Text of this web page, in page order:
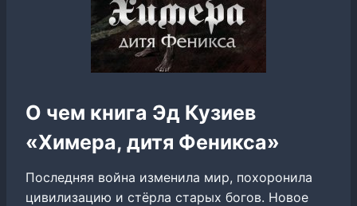
О чем книга Эд Кузиев
«Химера, дитя Феникса»
Последняя война изменила мир, похоронила
цивилизацию и стёрла старых богов. Новое